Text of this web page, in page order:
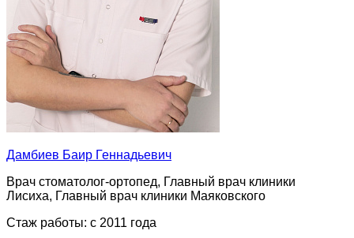
Дамбиев Баир Геннадьевич
Врач стоматолог-ортопед, Главный врач клиники
Лисиха, Главный врач клиники Маяковского
Стаж работы: с 2011 года